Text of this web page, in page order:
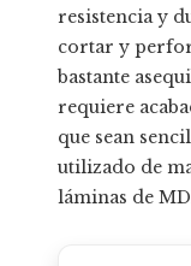
resistencia y
cortar y
bastante
requiere
que sean
utilizado de
láminas de